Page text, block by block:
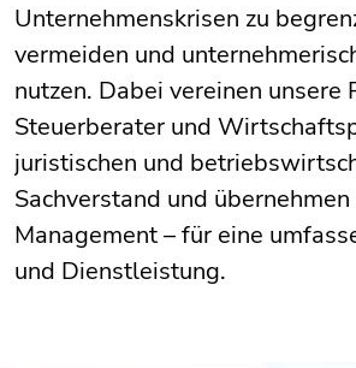
Unternehmenskrisen zu
vermeiden und
nutzen. Dabei vereinen unsere
Steuerberater und
juristischen und
Sachverstand und
Management – für eine
und Dienstleistung.